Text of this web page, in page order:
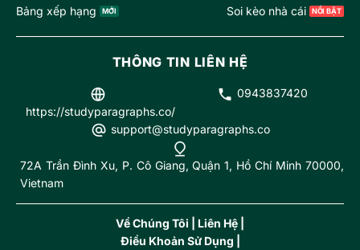
Bảng xếp hạng Soi kèo nhà cái
THÔNG TIN LIÊN HỆ
https://studyparagraphs.co/
0943837420
support@studyparagraphs.co
72A Trần Đình Xu, P. Cô Giang, Quận 1, Hồ Chí Minh 70000,
Vietnam
Về Chúng Tôi Liên Hệ
Điều Khoản Sử Dụng